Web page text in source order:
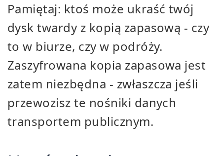
Pamiętaj: ktoś może ukraść twój
dysk twardy z kopią zapasową - czy
to w biurze, czy w podróży.
Zaszyfrowana kopia zapasowa jest
zatem niezbędna - zwłaszcza jeśli
przewozisz te nośniki danych
transportem publicznym.